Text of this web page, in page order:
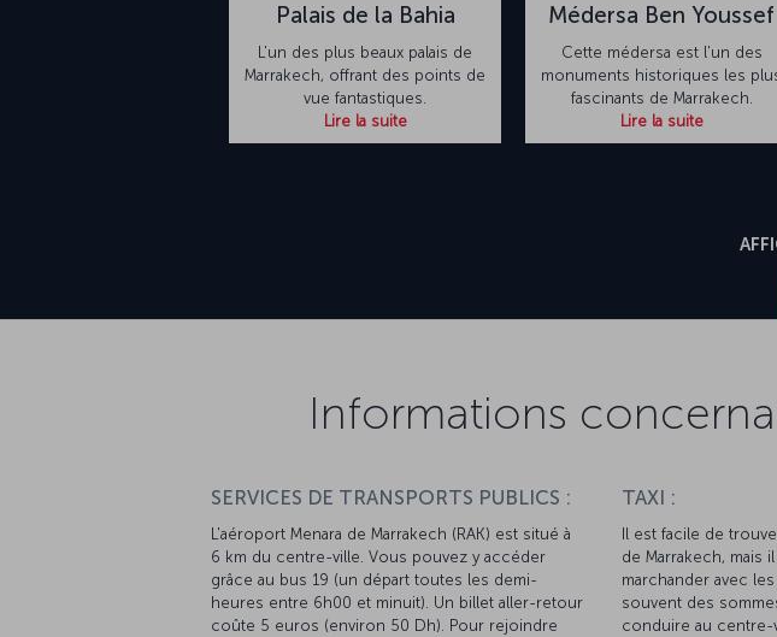
Palais de la Bahia
L'un des plus beaux palais de
Marrakech, offrant des points de
vue fantastiques.
Lire la suite
Médersa Ben Youssef
Cette médersa est l'un des
monuments historiques les
fascinants de Marrakech.
Lire la suite
Informations
SERVICES DE TRANSPORTS PUBLICS :
L'aéroport Menara de Marrakech (RAK) est situé à
6 km du centre-ville. Vous pouvez y accéder
grâce au bus 19 (un départ toutes les demi-
heures entre 6h00 et minuit). Un billet aller-retour
coûte 5 euros (environ 50 Dh). Pour rejoindre
TAXI :
Il est facile de
de Marrakech, mais
marchander avec
souvent des
conduire au centre-